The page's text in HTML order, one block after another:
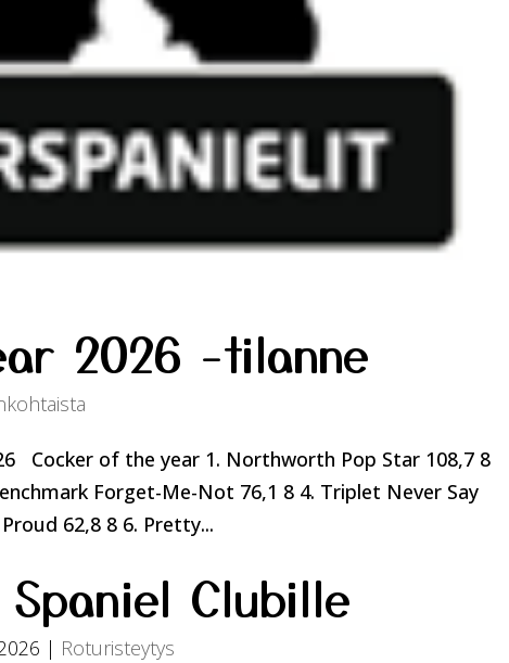
2026 -tilanne
Cocker of the year 1. Northworth Pop Star 108,7 8
Forget-Me-Not 76,1 8 4. Triplet Never Say
62,8 8 6. Pretty...
Clubille
| Roturisteytys